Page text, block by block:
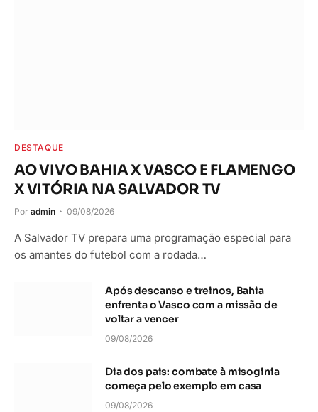
DESTAQUE
AO VIVO BAHIA X VASCO E FLAMENGO
X VITÓRIA NA SALVADOR TV
Por admin 09/08/2026
A Salvador TV prepara uma programação especial para
os amantes do futebol com a rodada…
Após descanso e treinos, Bahia
enfrenta o Vasco com a missão de
voltar a vencer
09/08/2026
Dia dos pais: combate à misoginia
começa pelo exemplo em casa
09/08/2026